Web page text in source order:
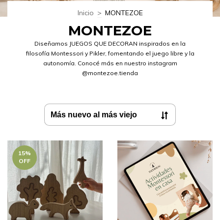
Inicio > MONTEZOE
MONTEZOE
Diseñamos JUEGOS QUE DECORAN inspirados en la
filosofía Montessori y Pikler, fomentando el juego libre y la
autonomía. Conocé más en nuestro instagram
@montezoe.tienda
15%
OFF